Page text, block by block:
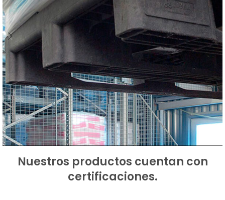
Tarimas
Tarimas de almacenaje
Nuestros productos cuentan con
certificaciones.